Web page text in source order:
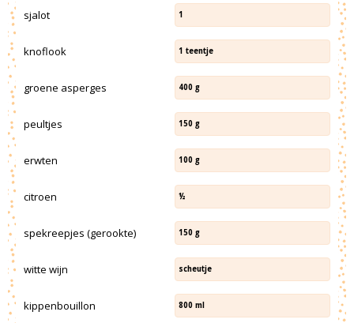
sjalot 1
knoflook 1 teentje
groene asperges 400 g
peultjes 150 g
erwten 100 g
citroen ½
spekreepjes (gerookte) 150 g
witte wijn scheutje
kippenbouillon 800 ml